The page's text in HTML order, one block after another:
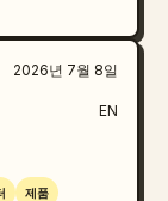
며 페이드
2026년 7월 8일
EN
제품